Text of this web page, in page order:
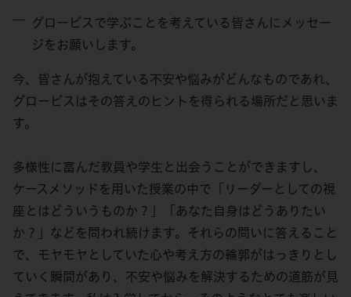
グロービスで学ぶことを考えている皆さんにメッセー
ジをお願いします。
今、皆さんが抱えている不安や悩みがどんなものであれ、
グロービスはその答えのヒントを得られる場所だと思いま
す。
多様性に富んだ教員や学生と出会うことができますし、
ケースメソッドを用いた授業の中で「リーダーとしての視
座とはどういうものか？」「あなた自身はどうありたい
か？」などを問われ続けます。それらの問いに答えること
で、モヤモヤとしていた心や考え方の輪郭がはっきりとし
ていく瞬間があり、不安や悩みを解決するための道筋が見